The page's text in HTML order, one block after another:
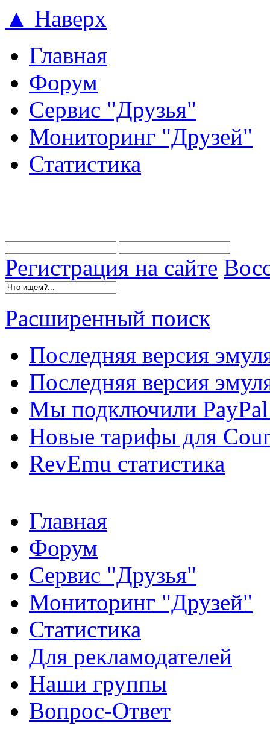
▲ Наверх
Главная
Форум
Сервис "Друзья"
Мониторинг "Друзей"
Статистика
Регистрация на сайте
Расширенный поиск
Последняя версия
Последняя версия
Мы подключили PayPal
Новые тарифы для
RevEmu статистика
Главная
Форум
Сервис "Друзья"
Мониторинг "Друзей"
Статистика
Для рекламодателей
Наши группы
Вопрос-Ответ